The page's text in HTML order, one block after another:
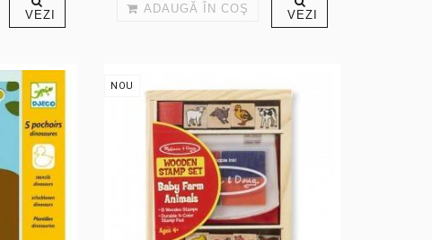
VEZI ADAUGĂ ÎN COŞ VEZI
NOU